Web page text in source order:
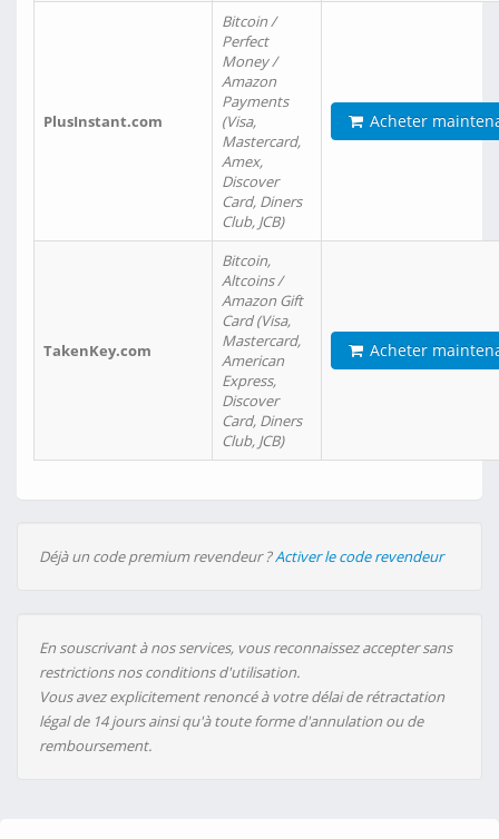
PlusInstant.com
Bitcoin /
Perfect
Money /
Amazon
Payments
(Visa,
Mastercard,
Amex,
Discover
Card, Diners
Club, JCB)
Acheter
TakenKey.com
Bitcoin,
Altcoins /
Amazon Gift
Card (Visa,
Mastercard,
American
Express,
Discover
Card, Diners
Club, JCB)
Acheter
Déjà un code premium revendeur ?Activer le code revendeur
En souscrivant à nos services, vous reconnaissez accepter sans
restrictions nos conditions d'utilisation.
Vous avez explicitement renoncé à votre délai de rétractation
légal de 14 jours ainsi qu'à toute forme d'annulation ou de
remboursement.